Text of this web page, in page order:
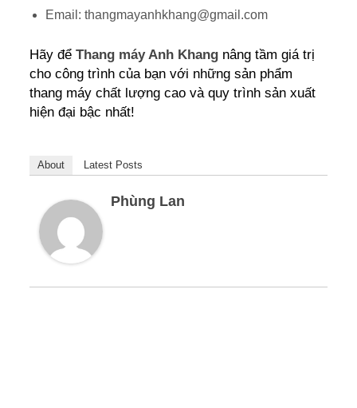
Email: thangmayanhkhang@gmail.com
Hãy đểThang máy Anh Khang nâng tầm giá trị
cho công trình của bạn với những sản phẩm
thang máy chất lượng cao và quy trình sản xuất
hiện đại bậc nhất!
About Latest Posts
Phùng Lan